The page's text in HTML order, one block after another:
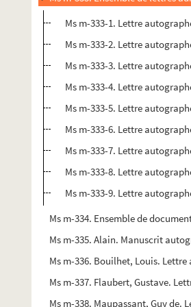
Ms m-333-1. Lettre
Ms m-333-3. Lettre
Ms m-333-4. Lettre
Ms m-333-5. Lettre
Ms m-333-6. Lettre
Ms m-333-7. Lettre
Ms m-333-8. Lettre
Ms m-333-9. Lettre
Ms m-334. Ensemble de
Ms m-335. Alain. Manuscrit
Ms m-336. Bouilhet, Louis. Lettre
Ms m-337. Flaubert, Gustave.
Ms m-338. Maupassant, Guy de.